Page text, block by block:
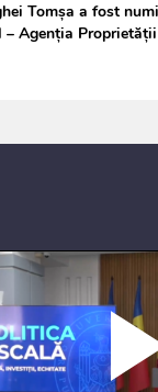
Tomșa a fost
– Agenția